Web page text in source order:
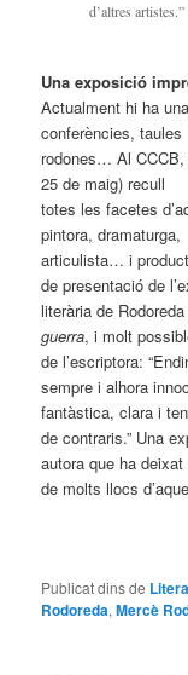
d’altres artistes.”
Una exposició
Actualment hi ha
conferències, taules
rodones… Al
25 de maig) recull
totes les facetes
pintora, dramaturga,
articulista… i
de presentació de
literària de
guerra, i molt
de l’escriptora:
sempre i alhora
fantàstica, clara i
de contraris.” Una
autora que ha
de molts llocs
Publicat dins de
Rodoreda,Mercè